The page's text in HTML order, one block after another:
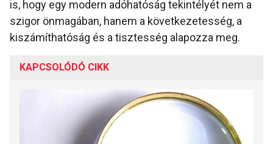
is, hogy egy modern adóhatóság tekintélyét nem a
szigor önmagában, hanem a következetesség, a
kiszámíthatóság és a tisztesség alapozza meg.
KAPCSOLÓDÓ CIKK